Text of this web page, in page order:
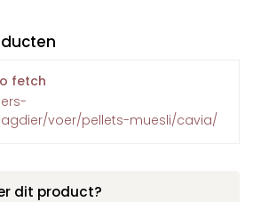
fetch
voer/pellets-muesli/cavia/
dit product?